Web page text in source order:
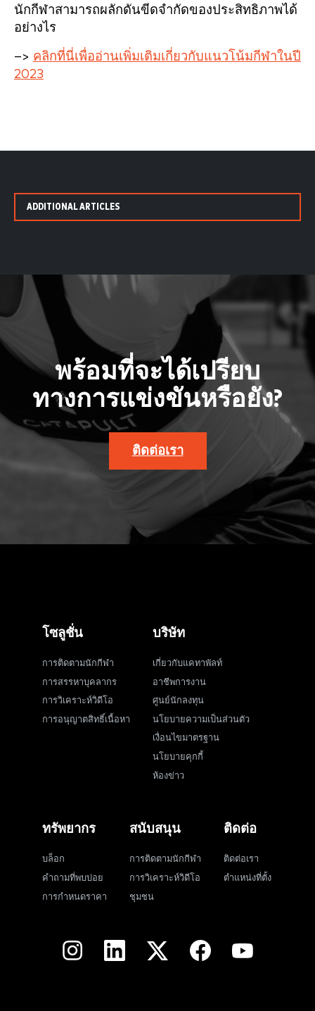
นักกีฬาสามารถผลักดันขีดจำกัดของประสิทธิภาพได้
อย่างไร
–> คลิกที่นี่เพื่ออ่านเพิ่มเติมเกี่ยวกับแนวโน้มกีฬาในปี
2023
ADDITIONAL ARTICLES
พร้อมที่จะได้เปรียบ
ทางการแข่งขันหรือยัง?
ติดต่อเรา
โซลูชั่น
การติดตามนักกีฬา
การสรรหาบุคลากร
การวิเคราะห์วิดีโอ
การอนุญาตสิทธิ์เนื้อหา
บริษัท
เกี่ยวกับแคทาพัลท์
อาชีพการงาน
ศูนย์นักลงทุน
นโยบายความเป็นส่วนตัว
เงื่อนไขมาตรฐาน
นโยบายคุกกี้
ห้องข่าว
ทรัพยากร
บล็อก
คำถามที่พบบ่อย
การกำหนดราคา
สนับสนุน
การติดตามนักกีฬา
การวิเคราะห์วิดีโอ
ชุมชน
ติดต่อ
ติดต่อเรา
ตำแหน่งที่ตั้ง